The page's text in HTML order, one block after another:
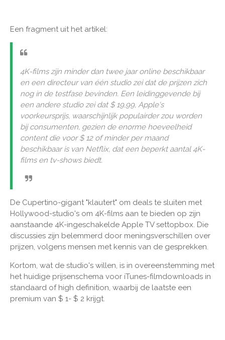
Een fragment uit het artikel:
4K-films zijn minder dan twee jaar online beschikbaar
en een directeur van één studio zei dat de prijzen zich
nog in de testfase bevinden. Een leidinggevende bij
een andere studio zei dat $ 19,99, Apple's
voorkeursprijs, waarschijnlijk populairder zou worden
bij consumenten, gezien de enorme hoeveelheid
content die voor $ 12 of minder per maand
beschikbaar is van Netflix, dat een beperkt aantal 4K-
films en tv-shows biedt.
De Cupertino-gigant "klautert" om deals te sluiten met
Hollywood-studio's om 4K-films aan te bieden op zijn
aanstaande 4K-ingeschakelde Apple TV settopbox. Die
discussies zijn belemmerd door meningsverschillen over
prijzen, volgens mensen met kennis van de gesprekken.
Kortom, wat de studio's willen, is in overeenstemming met
het huidige prijsenschema voor iTunes-filmdownloads in
standaard of high definition, waarbij de laatste een
premium van $ 1- $ 2 krijgt.